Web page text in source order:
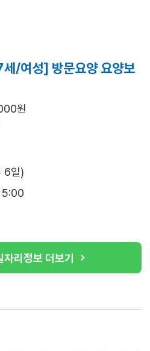
/여성] 방문요양 요양보
원
6일)
자리정보 더보기